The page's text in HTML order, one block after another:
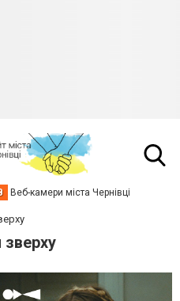
Веб-камери міста Чернівці
зверху